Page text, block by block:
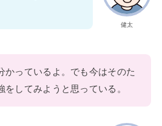
健太
かっているよ。でも今はそのた
をしてみようと思っている。